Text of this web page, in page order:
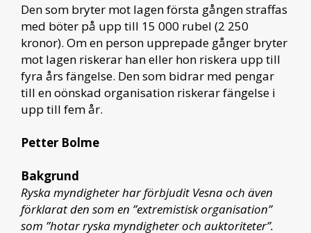
Den som bryter mot lagen första gången straffas
med böter på upp till 15 000 rubel (2 250
kronor). Om en person upprepade gånger bryter
mot lagen riskerar han eller hon riskera upp till
fyra års fängelse. Den som bidrar med pengar
till en oönskad organisation riskerar fängelse i
upp till fem år.
Petter Bolme
Bakgrund
Ryska myndigheter har förbjudit Vesna och även
förklarat den som en ”extremistisk organisation”
som ”hotar ryska myndigheter och auktoriteter”.